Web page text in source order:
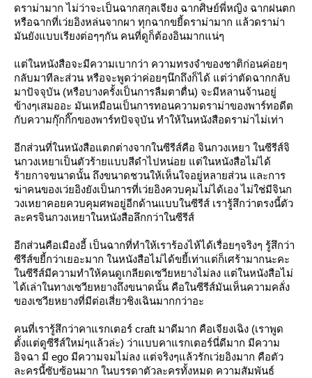
ดราม่ามาก ไม่ว่าจะเป็นฉากสกุลเจียง ฉากศิษย์พี่หญิง ฉากฝนตก
หรือฉากที่เว่ยอิงหล่นจากผา ทุกฉากขยี้ดราม่ามาก แล้วดราม่า
มันยังแบบเรียงต่อๆๆกัน คนที่ดูก็ต้องอินมากแน่ๆ
ต่ในหนังสือจะมีความเบากว่า ความทรงจำของชาติก่อนค่อยๆ
กลับมาทีละส่วน หรือจะพูดว่าค่อยๆนึกถึงก็ได้ แต่ว่าตัดฉากกลับ
มาปัจจุบัน (หรือบางครั้งเป็นการลืมตาตื่น) จะมีหลานจ้านอยู่
ข้างๆเสมออะ มันเหมือนเป็นการทอนความดราม่าของพาร์ทอดีต
กับความกุ๊กกิ๊กของพาร์ทปัจจุบัน ทำให้ในหนังสือดราม่าไม่เท่า
อีกส่วนที่ในหนังสือแตกต่างจากในซีรีส์คือ จินกวงเหยา ในซีรีส์จิ
นกวงเหยาเป็นตัวร้ายแบบสีดำไปหน่อย แต่ในหนังสือไม่ได้
ร้ายกาจขนาดนั้น ถึงขนาดชวนให้เห็นใจอยู่หลายส่วน และการ
ฆ่าคนของเว่ยอิงยังเป็นการที่เว่ยอิงควบคุมไม่ได้เอง ไม่ใช่มีจินก
วงเหยาคอยควบคุมศพอยู่อีกด้านแบบในซีรีส์ เรารู้สึกว่าตรงนี้ตัว
ละครจินกวงเหยาในหนังสือลึกกว่าในซีรีส์
อีกส่วนคือเมืองอี้ เป็นฉากที่ทำให้เราร้องไห้ได้เรื่อยๆจริงๆ รู้สึกว่า
ซีรีส์ขยี้กว่าเยอะมาก ในหนังสือไม่ได้ขยี้เท่าแต่ก็เศร้ามากนะคะ
นซีรีส์มีความทำให้คนดูเกลียดเซวียหยางไม่ลง แต่ในหนังสือไม่
ได้เล่าในทางเซวียหยางถึงขนาดนั้น คือในซีรีส์มันเห็นความคลั่ง
ของเซวียหยางที่มีต่อเสี่ยวชิงเฉินมากกว่าอะ
คนที่เรารู้สึกว่าคาแรกเตอร์ craft มาดีมาก คือเจียงเฉิง (เราพูด
ตั้งแต่ดูซีรีส์ใหม่ๆแล้วล่ะ) ว่าแบบคาแรกเตอร์นี่ดีมาก มีความ
อิจฉา มี ego มีความจมไม่ลง แต่จริงๆแล้วรักเว่ยอิงมาก คือตัว
ละครนี้ซับซ้อนมาก ในบรรดาตัวละครทั้งหมด ความสัมพันธ์